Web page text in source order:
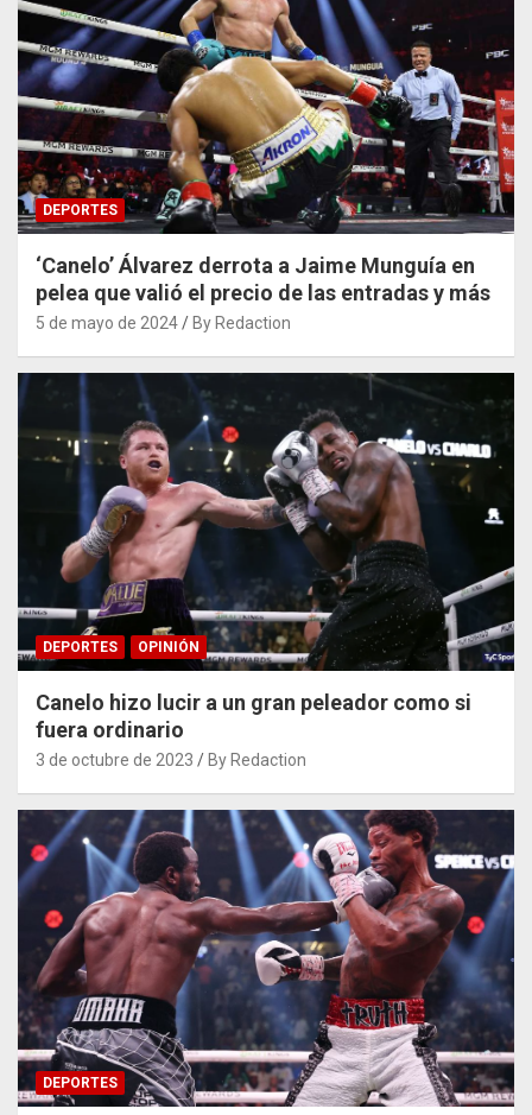
DEPORTES
‘Canelo’ Álvarez derrota a Jaime Munguía en
pelea que valió el precio de las entradas y más
5 de mayo de 2024 By Redaction
DEPORTES OPINIÓN
Canelo hizo lucir a un gran peleador como si
fuera ordinario
3 de octubre de 2023 By Redaction
DEPORTES